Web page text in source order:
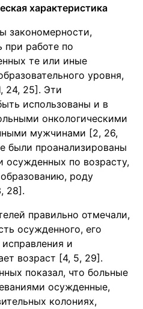
характеристика
закономерности,
при работе по
те или иные
уровня,
24, 25]. Эти
использованы и в
онкологическими
мужчинами [2, 26,
были проанализированы
осужденных по возрасту,
роду
28].
правильно отмечали,
осужденного, его
и
возраст [4, 5, 29].
показал, что больные
осужденные,
колониях,